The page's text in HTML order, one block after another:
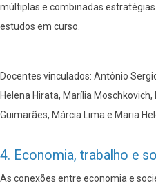
múltiplas e combinadas
estudos em curso.
Docentes vinculados: Antônio
Helena Hirata, Marília
Guimarães, Márcia Lima e Maria
4. Economia, trabalho e
As conexões entre economia e